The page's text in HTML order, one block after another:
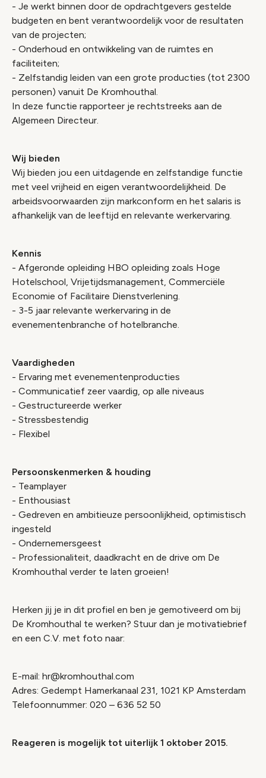
- Je werkt binnen door de opdrachtgevers gestelde
budgeten en bent verantwoordelijk voor de resultaten
van de projecten;
- Onderhoud en ontwikkeling van de ruimtes en
faciliteiten;
- Zelfstandig leiden van een grote producties (tot 2300
personen) vanuit De Kromhouthal.
In deze functie rapporteer je rechtstreeks aan de
Algemeen Directeur.
Wij bieden
Wij bieden jou een uitdagende en zelfstandige functie
met veel vrijheid en eigen verantwoordelijkheid. De
arbeidsvoorwaarden zijn markconform en het salaris is
afhankelijk van de leeftijd en relevante werkervaring.
Kennis
- Afgeronde opleiding HBO opleiding zoals Hoge
Hotelschool, Vrijetijdsmanagement, Commerciële
Economie of Facilitaire Dienstverlening.
- 3-5 jaar relevante werkervaring in de
evenementenbranche of hotelbranche.
Vaardigheden
- Ervaring met evenementenproducties
- Communicatief zeer vaardig, op alle niveaus
- Gestructureerde werker
- Stressbestendig
- Flexibel
Persoonskenmerken & houding
- Teamplayer
- Enthousiast
- Gedreven en ambitieuze persoonlijkheid, optimistisch
ingesteld
- Ondernemersgeest
- Professionaliteit, daadkracht en de drive om De
Kromhouthal verder te laten groeien!
Herken jij je in dit profiel en ben je gemotiveerd om bij
De Kromhouthal te werken? Stuur dan je motivatiebrief
en een C.V. met foto naar:
E-mail: hr@kromhouthal.com
Adres: Gedempt Hamerkanaal 231, 1021 KP Amsterdam
Telefoonnummer: 020 – 636 52 50
Reageren is mogelijk tot uiterlijk 1 oktober 2015.